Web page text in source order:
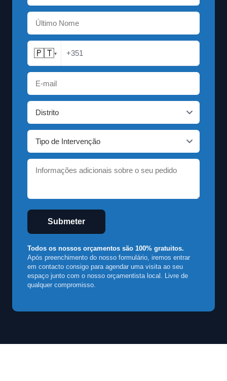
🇵🇹▾ +351
Submeter
Todos os nossos orçamentos são 100% gratuitos.
Após preenchimento do nosso formulário, iremos entrar
em contacto consigo para agendar uma visita ao seu
espaço junto com o nosso orçamentista local. Livre de
qualquer compromisso.